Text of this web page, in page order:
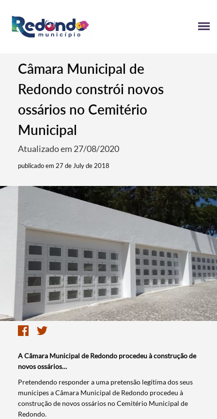
Câmara Municipal de
Redondo constrói novos
ossários no Cemitério
Municipal
Atualizado em 27/08/2020
publicado em 27 de July de 2018
A Câmara Municipal de Redondo procedeu à construção de
novos ossários…
​Pretendendo responder a uma pretensão legítima dos seus
munícipes a Câmara Municipal de Redondo procedeu à
construção de novos ossários no Cemitério Municipal de
Redondo.